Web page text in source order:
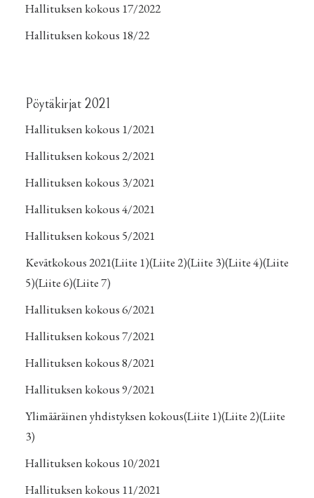
Hallituksen kokous 17/2022
Hallituksen kokous 18/22
Pöytäkirjat 2021
Hallituksen kokous 1/2021
Hallituksen kokous 2/2021
Hallituksen kokous 3/2021
Hallituksen kokous 4/2021
Hallituksen kokous 5/2021
Kevätkokous 2021(Liite 1)(Liite 2)(Liite 3)(Liite 4)(Liite
5)(Liite 6)(Liite 7)
Hallituksen kokous 6/2021
Hallituksen kokous 7/2021
Hallituksen kokous 8/2021
Hallituksen kokous 9/2021
Ylimääräinen yhdistyksen kokous(Liite 1)(Liite 2)(Liite
3)
Hallituksen kokous 10/2021
Hallituksen kokous 11/2021